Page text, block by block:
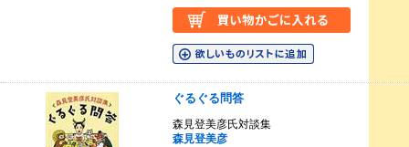
ぐるぐる問答
森見登美彦氏対談集
森見登美彦